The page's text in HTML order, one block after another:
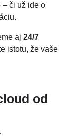
– či už ide o
aj 24/7
istotu, že vaše
od